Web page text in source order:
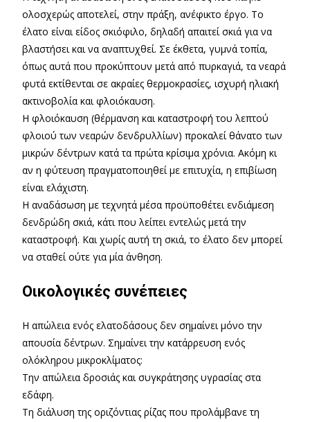
ολοσχερώς αποτελεί, στην πράξη, ανέφικτο έργο. Το
έλατο είναι είδος σκιόφιλο, δηλαδή απαιτεί σκιά για να
βλαστήσει και να αναπτυχθεί. Σε έκθετα, γυμνά τοπία,
όπως αυτά που προκύπτουν μετά από πυρκαγιά, τα νεαρά
φυτά εκτίθενται σε ακραίες θερμοκρασίες, ισχυρή ηλιακή
ακτινοβολία και φλοιόκαυση.
Η φλοιόκαυση (θέρμανση και καταστροφή του λεπτού
φλοιού των νεαρών δενδρυλλίων) προκαλεί θάνατο των
μικρών δέντρων κατά τα πρώτα κρίσιμα χρόνια. Ακόμη κι
αν η φύτευση πραγματοποιηθεί με επιτυχία, η επιβίωση
είναι ελάχιστη.
Η αναδάσωση με τεχνητά μέσα προϋποθέτει ενδιάμεση
δενδρώδη σκιά, κάτι που λείπει εντελώς μετά την
καταστροφή. Και χωρίς αυτή τη σκιά, το έλατο δεν μπορεί
να σταθεί ούτε για μία άνθηση.
Οικολογικές συνέπειες
Η απώλεια ενός ελατοδάσους δεν σημαίνει μόνο την
απουσία δέντρων. Σημαίνει την κατάρρευση ενός
ολόκληρου μικροκλίματος:
Την απώλεια δροσιάς και συγκράτησης υγρασίας στα
εδάφη.
Τη διάλυση της οριζόντιας ρίζας που προλάμβανε τη